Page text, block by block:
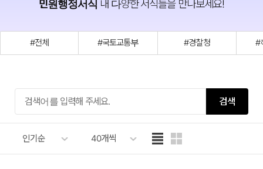
민원행정서식 내 다양한 서식들을 만나보세요!
#전체 #국토교통부 #경찰청 #
검색
인기순 40개씩